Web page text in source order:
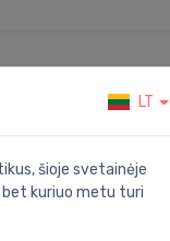
LT
šioje svetainėje
bet kuriuo metu turi